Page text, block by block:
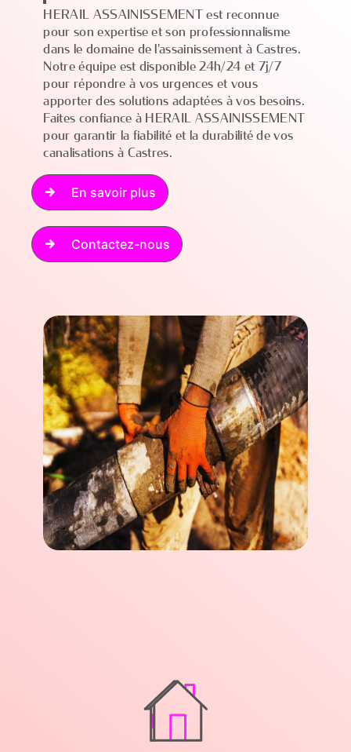
HERAIL ASSAINISSEMENT est reconnue
pour son expertise et son professionnalisme
dans le domaine de l'assainissement à Castres.
Notre équipe est disponible 24h/24 et 7j/7
pour répondre à vos urgences et vous
apporter des solutions adaptées à vos besoins.
Faites confiance à HERAIL ASSAINISSEMENT
pour garantir la fiabilité et la durabilité de vos
canalisations à Castres.
En savoir plus
Contactez-nous